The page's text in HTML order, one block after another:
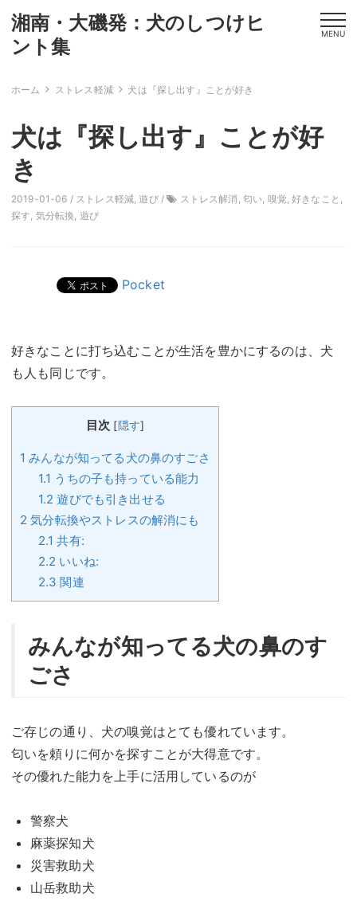
湘南・大磯発：犬のしつけヒ
ント集
MENU
ホーム ストレス軽減 犬は『探し出す』ことが好き
犬は『探し出す』ことが好
き
2019-01-06 / ストレス軽減,遊び/ ストレス解消 , 匂い, 嗅覚,好きなこと ,
探す, 気分転換, 遊び
Pocket
好きなことに打ち込むことが生活を豊かにするのは、犬
も人も同じです。
目次 [隠す]
1 みんなが知ってる犬の鼻のすごさ
1.1 うちの子も持っている能力
1.2 遊びでも引き出せる
2 気分転換やストレスの解消にも
2.1 共有:
2.2 いいね:
2.3 関連
みんなが知ってる犬の鼻のす
ごさ
ご存じの通り、犬の嗅覚はとても優れています。
匂いを頼りに何かを探すことが大得意です。
その優れた能力を上手に活用しているのが
警察犬
麻薬探知犬
災害救助犬
山岳救助犬